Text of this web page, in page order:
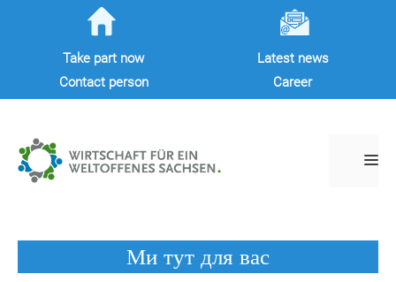
Take part now
Latest news
Contact person
Career
Ми тут для вас